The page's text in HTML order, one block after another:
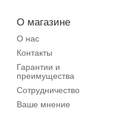
О магазине
О нас
Контакты
Гарантии и
преимущества
Сотрудничество
Ваше мнение